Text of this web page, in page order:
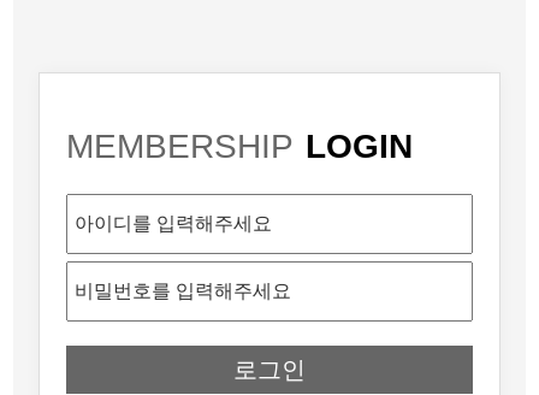
MEMBERSHIP LOGIN
로그인